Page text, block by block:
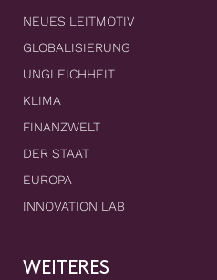
NEUES LEITMOTIV
GLOBALISIERUNG
UNGLEICHHEIT
KLIMA
FINANZWELT
DER STAAT
EUROPA
INNOVATION LAB
WEITERES